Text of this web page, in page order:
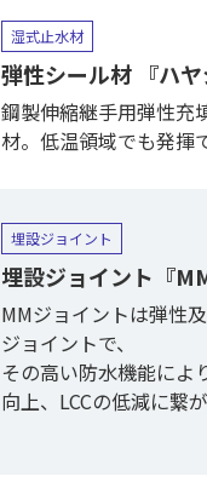
湿式止水材
弾性シール材 『ハヤ
鋼製伸縮継手用弾性充
材。低温領域でも発揮
埋設ジョイント
埋設ジョイント『
MMジョイントは弾性
ジョイントで、
その高い防水機能によ
向上、LCCの低減に繋が